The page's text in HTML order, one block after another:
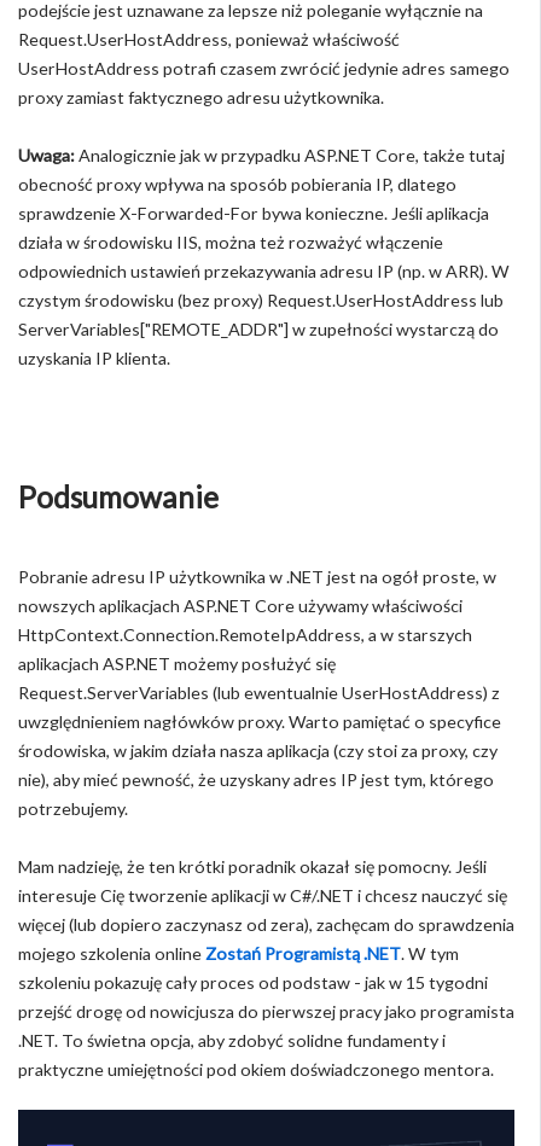
podejście jest uznawane za lepsze niż poleganie wyłącznie na
Request.UserHostAddress, ponieważ właściwość
UserHostAddress potrafi czasem zwrócić jedynie adres samego
proxy zamiast faktycznego adresu użytkownika.
Uwaga:Analogicznie jak w przypadku ASP.NET Core, także tutaj
obecność proxy wpływa na sposób pobierania IP, dlatego
sprawdzenie X-Forwarded-For bywa konieczne. Jeśli aplikacja
działa w środowisku IIS, można też rozważyć włączenie
odpowiednich ustawień przekazywania adresu IP (np. w ARR). W
czystym środowisku (bez proxy) Request.UserHostAddress lub
ServerVariables["REMOTE_ADDR"] w zupełności wystarczą do
uzyskania IP klienta.
Podsumowanie
Pobranie adresu IP użytkownika w .NET jest na ogół proste, w
nowszych aplikacjach ASP.NET Core używamy właściwości
HttpContext.Connection.RemoteIpAddress, a w starszych
aplikacjach ASP.NET możemy posłużyć się
Request.ServerVariables (lub ewentualnie UserHostAddress) z
uwzględnieniem nagłówków proxy. Warto pamiętać o specyfice
środowiska, w jakim działa nasza aplikacja (czy stoi za proxy, czy
nie), aby mieć pewność, że uzyskany adres IP jest tym, którego
potrzebujemy.
Mam nadzieję, że ten krótki poradnik okazał się pomocny. Jeśli
interesuje Cię tworzenie aplikacji w C#/.NET i chcesz nauczyć się
więcej (lub dopiero zaczynasz od zera), zachęcam do sprawdzenia
mojego szkolenia online Zostań Programistą .NET. W tym
szkoleniu pokazuję cały proces od podstaw - jak w 15 tygodni
przejść drogę od nowicjusza do pierwszej pracy jako programista
.NET. To świetna opcja, aby zdobyć solidne fundamenty i
praktyczne umiejętności pod okiem doświadczonego mentora.